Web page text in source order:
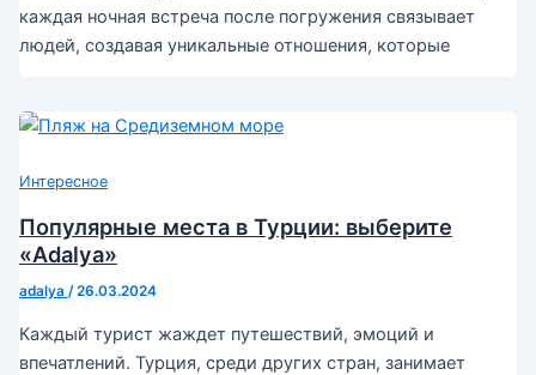
каждая ночная встреча после погружения связывает
людей, создавая уникальные отношения, которые
Интересное
Популярные места в Турции: выберите
«Adalya»
adalya /26.03.2024
Каждый турист жаждет путешествий, эмоций и
впечатлений. Турция, среди других стран, занимает